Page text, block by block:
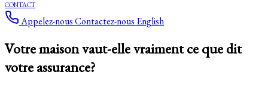
CONTACT
Appelez-nousContactez-nous English
Votre maison vaut-elle vraiment ce que dit
votre assurance?